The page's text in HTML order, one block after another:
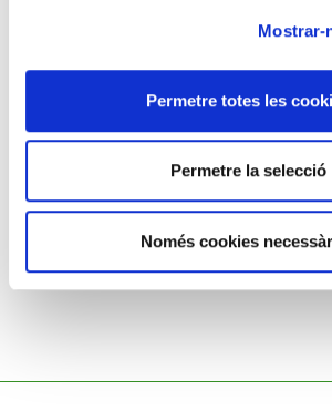
Mostrar-
Permetre totes les
Permetre la selecció
Només cookies